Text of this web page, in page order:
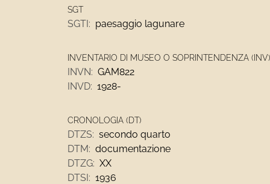
SGT
SGTI: paesaggio lagunare
INVENTARIO DI MUSEO O SOPRINTENDENZA (INV)
INVN: GAM822
INVD: 1928-
CRONOLOGIA (DT)
DTZS: secondo quarto
DTM: documentazione
DTZG: XX
DTSI: 1936